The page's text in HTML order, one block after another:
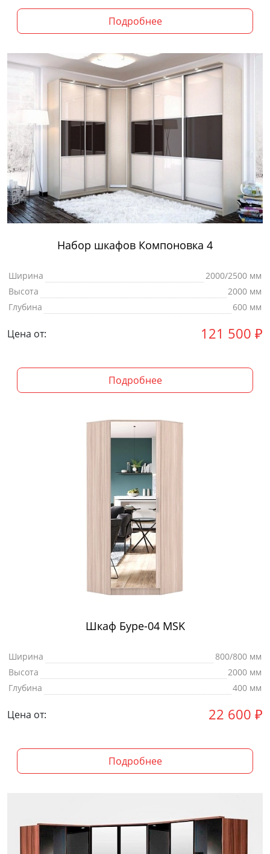
Подробнее
Набор шкафов Компоновка 4
Ширина
2000/2500 мм
Высота
2000 мм
Глубина
600 мм
Цена от: 121 500 ₽
Подробнее
Шкаф Буре-04 MSK
Ширина
800/800 мм
Высота
2000 мм
Глубина
400 мм
Цена от: 22 600 ₽
Подробнее